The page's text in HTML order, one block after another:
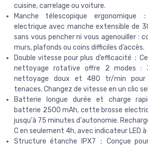
cuisine, carrelage ou voiture.
Manche télescopique ergonomique
electrique avec manche extensible de
sans vous pencher ni vous agenouiller :
murs, plafonds ou coins difficiles d’accès.
Double vitesse pour plus d’efficacité：
nettoyage rotative offre 2 modes :
nettoyage doux et 480 tr/min pour
tenaces. Changez de vitesse en un clic
Batterie longue durée et charge
batterie 2500 mAh, cette brosse
jusqu'à 75 minutes d'autonomie.
C en seulement 4h, avec indicateur LED
Structure étanche IPX7：Conçue